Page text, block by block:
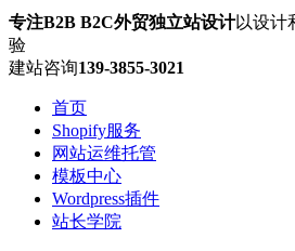
专注B2B B2C外贸独立站设计以设计
验
建站咨询139-3855-3021
首页
Shopify服务
网站运维托管
模板中心
Wordpress插件
站长学院